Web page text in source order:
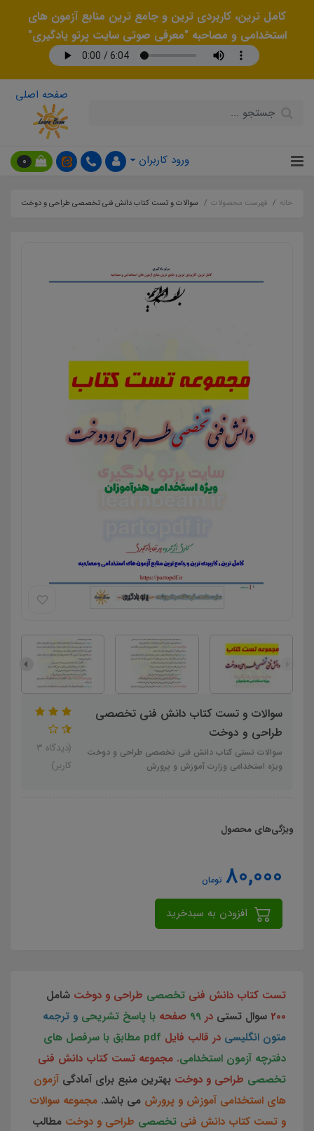
کامل ترین، کاربردی ترین و جامع ترین منابع آزمون های
استخدامی و مصاحبه "معرفی صوتی سایت پرتو یادگیری"
صفحه اصلی
ورود کاربران 0
خانه فهرست محصولات سوالات و تست کتاب دانش فنی تخصصی طراحی و دوخت
سوالات و تست کتاب دانش فنی تخصصی
طراحی و دوخت
سوالات تستی کتاب دانش فنی تخصصی طراحی و دوخت
ویژه استخدامی وزارت آموزش و پرورش
(دیدگاه 3
کاربر)
ویژگی‌های محصول
80,000 تومان
تست کتاب دانش فنی تخصصی طراحی و دوخت شامل
200 سوال تستی در 99 صفحه با پاسخ تشریحی و ترجمه
متون انگلیسی در قالب فایل
pdf مطابق با سرفصل های
دفترچه آزمون استخدامی. مجموعه تست کتاب دانش فنی
تخصصی طراحی و دوخت بهترین منبع برای آمادگی آزمون
های استخدامی آموزش و پرورش می باشد. مجموعه سوالات
و تست کتاب دانش فنی تخصصی طراحی و دوخت مطالب